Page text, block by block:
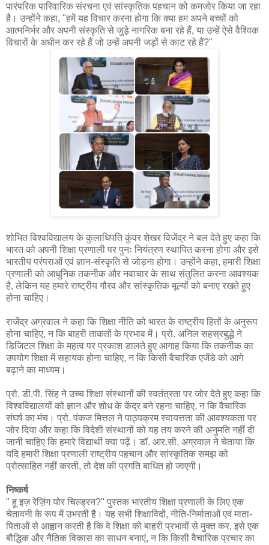
पारंपरिक पारिवारिक संरचना एवं सांस्कृतिक पहचान को कमजोर किया जा रहा
है। उन्होंने कहा, "हमें यह विचार करना होगा कि क्या हम अपने बच्चों को
आत्मनिर्भर और अपनी संस्कृति से जुड़े नागरिक बना रहे हैं, या उन्हें ऐसे वैश्विक
विचारों के अधीन कर रहे हैं जो उन्हें अपनी जड़ों से काट रहे हैं?"
शोभित विश्वविद्यालय के कुलाधिपति कुंवर शेखर विजेंद्र ने बल देते हुए कहा कि
भारत को अपनी शिक्षा प्रणाली पर पुनः नियंत्रण स्थापित करना होगा और इसे
भारतीय परंपराओं एवं ज्ञान-संस्कृति से जोड़ना होगा। उन्होंने कहा, हमारी शिक्षा
प्रणाली को आधुनिक तकनीक और नवाचार के साथ संतुलित करना आवश्यक
है, लेकिन यह हमारे राष्ट्रीय गौरव और सांस्कृतिक मूल्यों को बनाए रखते हुए
होना चाहिए।
राजेंद्र अग्रवाल ने कहा कि शिक्षा नीति को भारत के राष्ट्रीय हितों के अनुरूप
होना चाहिए, न कि बाहरी ताकतों के प्रभाव में। प्रो. अनिल सहस्रबुद्धे ने
डिजिटल शिक्षा के महत्व पर प्रकाश डालते हुए आगाह किया कि तकनीक का
उपयोग शिक्षा में सहायक होना चाहिए, न कि किसी वैचारिक एजेंडे को आगे
बढ़ाने का माध्यम।
प्रो. डी.पी. सिंह ने उच्च शिक्षा संस्थानों की स्वतंत्रता पर जोर देते हुए कहा कि
विश्वविद्यालयों को ज्ञान और शोध के केंद्र बने रहना चाहिए, न कि वैचारिक
संघर्ष का मंच। प्रो. पंकज मित्तल ने पाठ्यक्रम स्वायत्तता की आवश्यकता पर
जोर दिया और कहा कि विदेशी संस्थानों को यह तय करने की अनुमति नहीं दी
जानी चाहिए कि हमारे विद्यार्थी क्या पढ़ें। डॉ. आर.सी. अग्रवाल ने चेताया कि
यदि हमारी शिक्षा प्रणाली राष्ट्रीय पहचान और सांस्कृतिक समझ को
प्रोत्साहित नहीं करती, तो देश की प्रगति बाधित हो जाएगी।
निष्कर्ष
" हू इज़ रेज़िंग योर चिल्ड्रन?" पुस्तक भारतीय शिक्षा प्रणाली के लिए एक
चेतावनी के रूप में उभरती है। यह सभी शिक्षाविदों, नीति-निर्माताओं एवं माता-
पिताओं से आह्वान करती है कि वे शिक्षा को बाहरी प्रभावों से मुक्त कर, इसे एक
बौद्धिक और नैतिक विकास का साधन बनाएं, न कि किसी वैचारिक प्रचार का